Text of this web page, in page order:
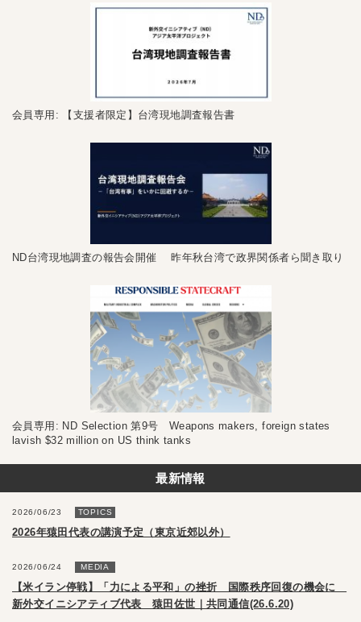
会員専用: 【支援者限定】台湾現地調査報告書
ND台湾現地調査の報告会開催 昨年秋台湾で政界関係者ら聞き取り
会員専用: ND Selection 第9号 Weapons makers, foreign states
lavish $32 million on US think tanks
最新情報
2026/06/23 TOPICS
2026年猿田代表の講演予定（東京近郊以外）
2026/06/24 MEDIA
【米イラン停戦】「力による平和」の挫折 国際秩序回復の機会に
新外交イニシアティブ代表 猿田佐世｜共同通信(26.6.20)